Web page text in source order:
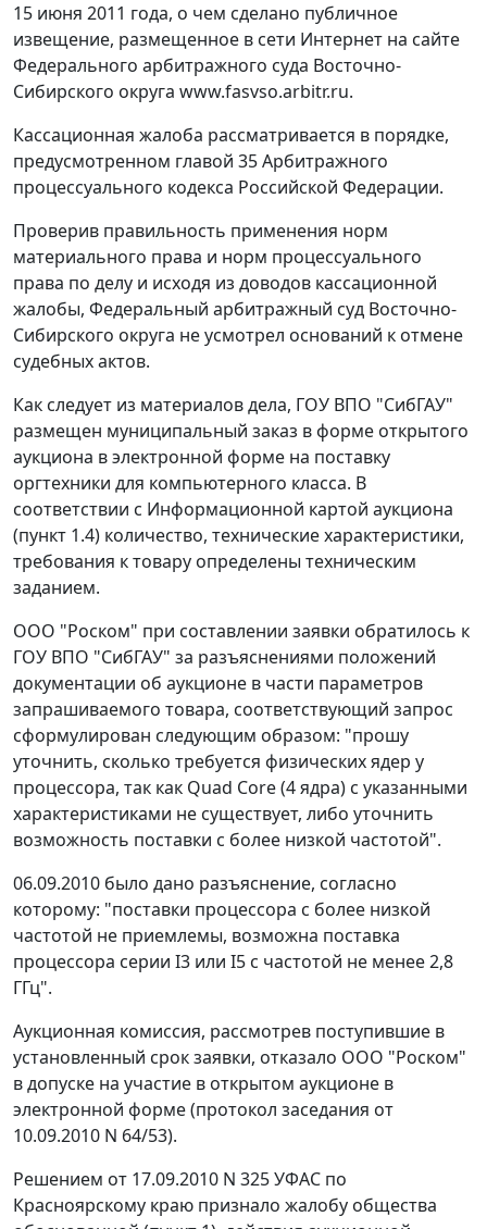
15 июня 2011 года, о чем сделано публичное
извещение, размещенное в сети Интернет на сайте
Федерального арбитражного суда Восточно-
Сибирского округа www.fasvso.arbitr.ru.
Кассационная жалоба рассматривается в порядке,
предусмотренном главой 35Арбитражного
процессуального кодекса Российской Федерации.
Проверив правильность применения норм
материального права и норм процессуального
права по делу и исходя из доводов кассационной
жалобы, Федеральный арбитражный суд Восточно-
Сибирского округа не усмотрел оснований к отмене
судебных актов.
Как следует из материалов дела, ГОУ ВПО "СибГАУ"
размещен муниципальный заказ в форме открытого
аукциона в электронной форме на поставку
оргтехники для компьютерного класса. В
соответствии с Информационной картой аукциона
(пункт 1.4) количество, технические характеристики,
требования к товару определены техническим
заданием.
ООО "Роском" при составлении заявки обратилось к
ГОУ ВПО "СибГАУ" за разъяснениями положений
документации об аукционе в части параметров
запрашиваемого товара, соответствующий запрос
сформулирован следующим образом: "прошу
уточнить, сколько требуется физических ядер у
процессора, так как Quad Core (4 ядра) с указанными
характеристиками не существует, либо уточнить
возможность поставки с более низкой частотой".
06.09.2010 было дано разъяснение, согласно
которому: "поставки процессора с более низкой
частотой не приемлемы, возможна поставка
процессора серии I3 или I5 с частотой не менее 2,8
ГГц".
Аукционная комиссия, рассмотрев поступившие в
установленный срок заявки, отказало ООО "Роском"
в допуске на участие в открытом аукционе в
электронной форме (протокол заседания от
10.09.2010 N 64/53).
Решением от 17.09.2010 N 325 УФАС по
Красноярскому краю признало жалобу общества